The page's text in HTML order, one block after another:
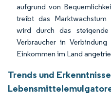
aufgrund von
treibt das Marktwachstum
wird durch das steigende
Verbraucher in
Einkommen im Land
Trends und